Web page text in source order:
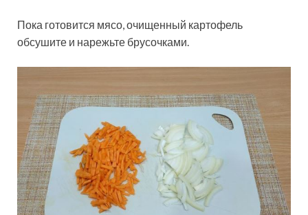
Пока готовится мясо, очищенный картофель
обсушите и нарежьте брусочками.